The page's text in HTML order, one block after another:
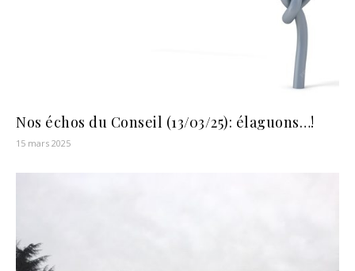
Nos échos du Conseil (13/03/25): élaguons…!
15 mars 2025